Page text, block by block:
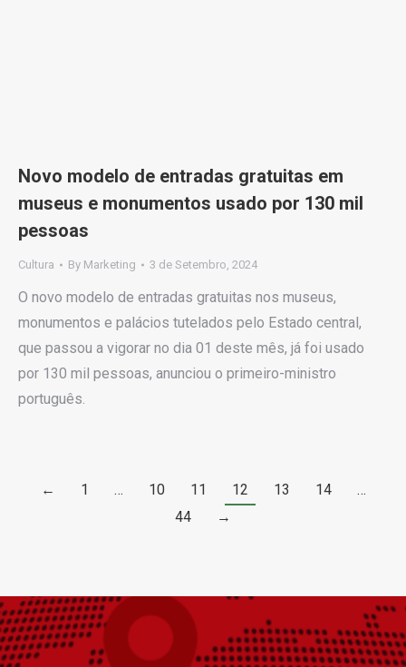
Novo modelo de entradas gratuitas em
museus e monumentos usado por 130 mil
pessoas
Cultura By Marketing 3 de Setembro, 2024
O novo modelo de entradas gratuitas nos museus,
monumentos e palácios tutelados pelo Estado central,
que passou a vigorar no dia 01 deste mês, já foi usado
por 130 mil pessoas, anunciou o primeiro-ministro
português.
← 1 … 10 11 12 13 14
…
44
→